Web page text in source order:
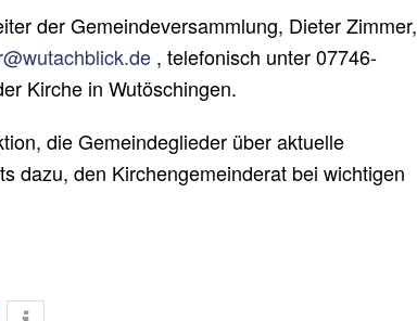
der Gemeindeversammlung, Dieter Zimmer,
, telefonisch unter 07746-
Kirche in Wutöschingen.
die Gemeindeglieder über aktuelle
dazu, den Kirchengemeinderat bei wichtigen